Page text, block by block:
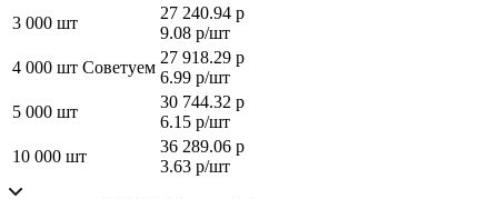
3 000 шт
27 240.94 р
9.08 р/шт
4 000 шт Советуем
27 918.29 р
6.99 р/шт
5 000 шт
30 744.32 р
6.15 р/шт
10 000 шт
36 289.06 р
3.63 р/шт